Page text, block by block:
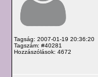
Tagság: 2007-01-19 20:36:20
Tagszám: #40281
Hozzászólások: 4672